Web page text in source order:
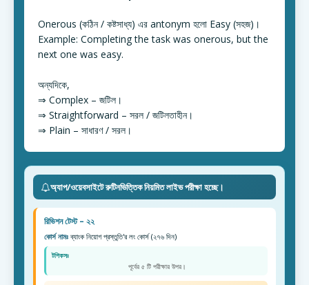
Onerous (কঠিন / কষ্টসাধ্য) এর antonym হলো Easy (সহজ)।
Example: Completing the task was onerous, but the
next one was easy.
অন্যদিকে,
⇒ Complex – জটিল।
⇒ Straightforward – সরল / জটিলতাহীন।
⇒ Plain – সাধারণ / সরল।
অ্যাপ/ওয়েবসাইটে রুটিনভিত্তিক নিয়মিত লাইভ পরীক্ষা হচ্ছে।
রিভিশন টেস্ট – ২২
কোর্স নামঃব্যাংক নিয়োগ প্রস্তুতি'র লং কোর্স (২৭৬ দিন)
টপিকসঃ
পূর্বের ৫ টি পরীক্ষার উপর।